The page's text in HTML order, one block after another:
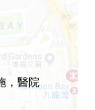
，醫院